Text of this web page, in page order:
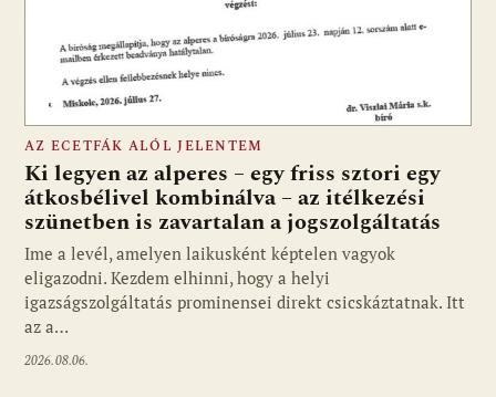
AZ ECETFÁK ALÓL JELENTEM
Ki legyen az alperes – egy friss sztori egy
átkosbélivel kombinálva – az itélkezési
szünetben is zavartalan a jogszolgáltatás
Ime a levél, amelyen laikusként képtelen vagyok
eligazodni. Kezdem elhinni, hogy a helyi
igazságszolgáltatás prominensei direkt csicskáztatnak. Itt
az a…
2026.08.06.